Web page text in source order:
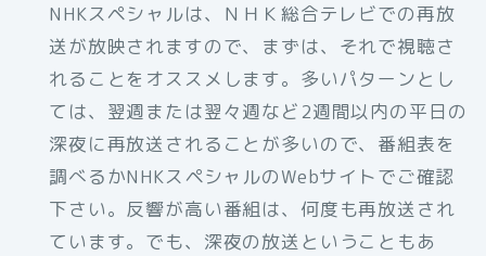
NHKスペシャルは、ＮＨＫ総合テレビでの再放
送が放映されますので、まずは、それで視聴さ
れることをオススメします。多いパターンとし
ては、翌週または翌々週など2週間以内の平日の
深夜に再放送されることが多いので、番組表を
調べるかNHKスペシャルのWebサイトでご確認
下さい。反響が高い番組は、何度も再放送され
ています。でも、深夜の放送ということもあ